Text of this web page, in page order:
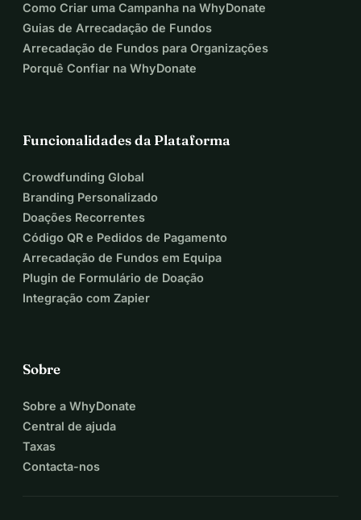
Como Criar uma Campanha na WhyDonate
Guias de Arrecadação de Fundos
Arrecadação de Fundos para Organizações
Porquê Confiar na WhyDonate
Funcionalidades da Plataforma
Crowdfunding Global
Branding Personalizado
Doações Recorrentes
Código QR e Pedidos de Pagamento
Arrecadação de Fundos em Equipa
Plugin de Formulário de Doação
Integração com Zapier
Sobre
Sobre a WhyDonate
Central de ajuda
Taxas
Contacta-nos